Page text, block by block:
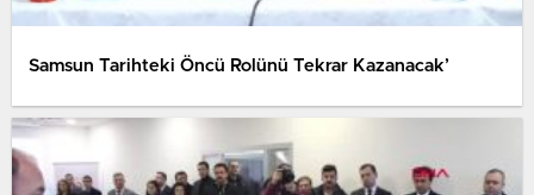
Samsun Tarihteki Öncü Rolünü Tekrar Kazanacak’